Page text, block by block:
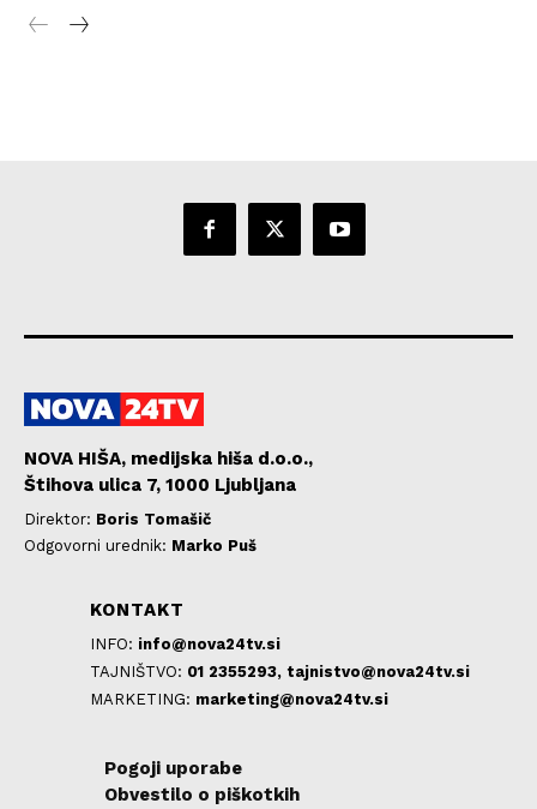
NOVA HIŠA, medijska hiša d.o.o.,
Štihova ulica 7, 1000 Ljubljana
Direktor: Boris Tomašič
Odgovorni urednik: Marko Puš
KONTAKT
INFO: info@nova24tv.si
TAJNIŠTVO: 01 2355293, tajnistvo@nova24tv.si
MARKETING: marketing@nova24tv.si
Pogoji uporabe
Obvestilo o piškotkih